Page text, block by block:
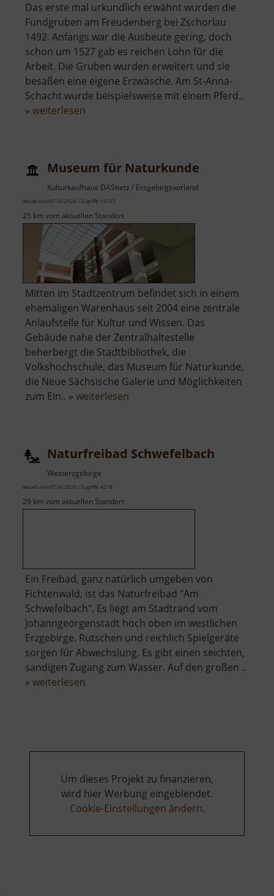
Das erste mal urkundlich erwähnt wurden die
Fundgruben am Freudenberg bei Zschorlau
1492. Anfangs war die Ausbeute gering, doch
schon um 1527 gab es reichen Lohn für die
Arbeit. Die Gruben wurden erweitert und sie
besaßen eine eigene Erzwäsche. Am St-Anna-
Schacht wurde beispielsweise mit einem Pferd..
» weiterlesen
Zschorlau
Museum für Naturkunde
Kulturkaufhaus DAStietz / Erzgebirgsvorland
aktuell vom 07.06.2026 / Zugriffe: 18107
25 km vom aktuellen Standort
Mitten im Stadtzentrum befindet sich in einem
ehemaligen Warenhaus seit 2004 eine zentrale
Anlaufstelle für Kultur und Wissen. Das
Gebäude nahe der Zentralhaltestelle
beherbergt die Stadtbibliothek, die
Volkshochschule, das Museum für Naturkunde,
die Neue Sächsische Galerie und Möglichkeiten
zum Ein.. » weiterlesen
Naturfreibad Schwefelbach
Westerzgebirge
aktuell vom 07.06.2026 / Zugriffe: 4218
29 km vom aktuellen Standort
Ein Freibad, ganz natürlich umgeben von
Fichtenwald, ist das Naturfreibad "Am
Schwefelbach". Es liegt am Stadtrand vom
Johanngeorgenstadt hoch oben im westlichen
Erzgebirge. Rutschen und reichlich Spielgeräte
sorgen für Abwechslung. Es gibt einen seichten,
sandigen Zugang zum Wasser. Auf den großen ..
» weiterlesen
Um dieses Projekt zu finanzieren,
wird hier Werbung eingeblendet.
Cookie-Einstellungen ändern.